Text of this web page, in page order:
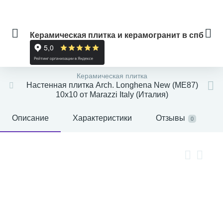
Керамическая плитка и керамогранит в спб
Керамическая плитка
Настенная плитка Arch. Longhena New (ME87)
10x10 от Marazzi Italy (Италия)
Описание Характеристики Отзывы 0